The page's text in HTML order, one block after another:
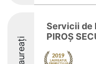
Laureați
Servicii de
PIROŞ